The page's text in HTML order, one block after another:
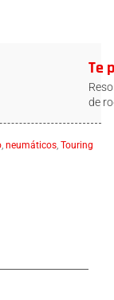
Te
de
, neumáticos, Touring